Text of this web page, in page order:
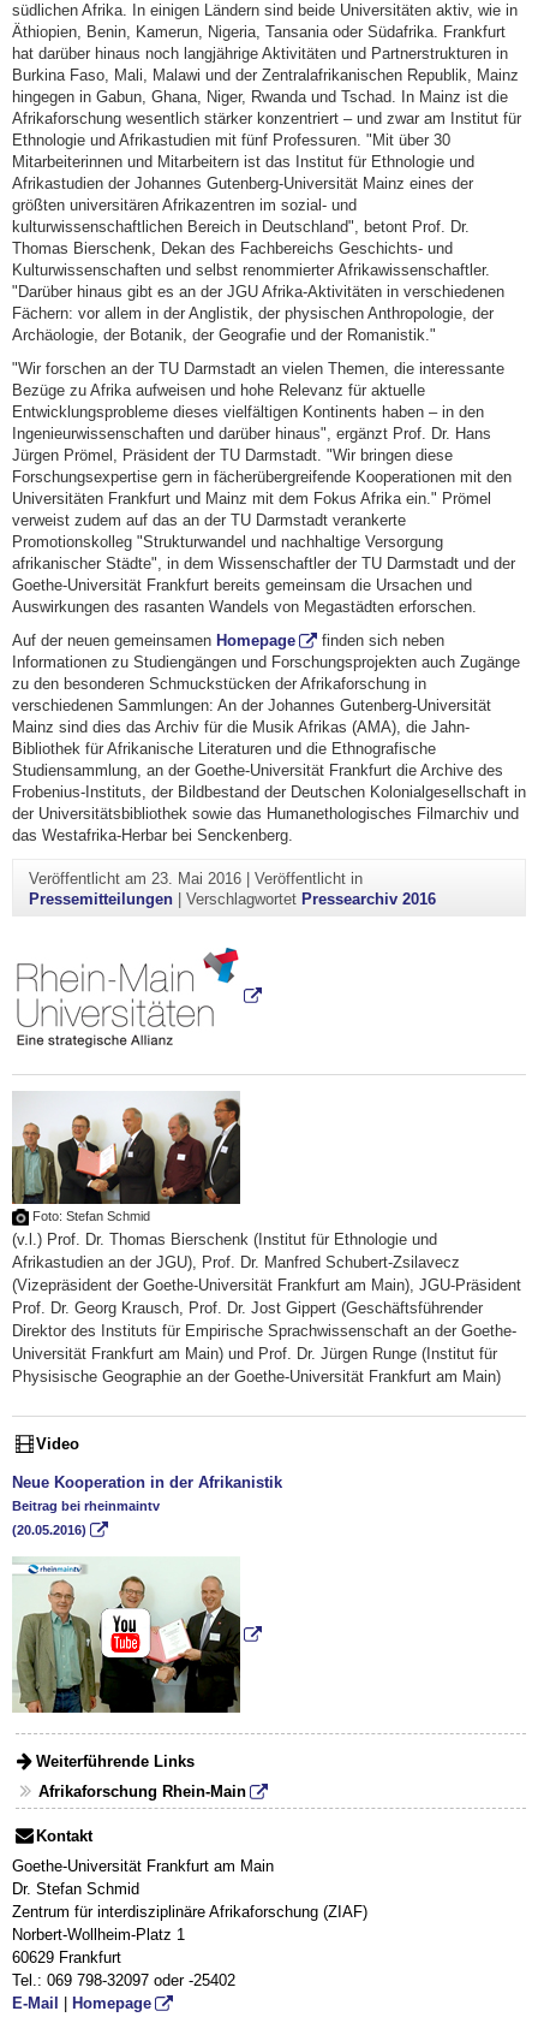
südlichen Afrika. In einigen Ländern sind beide Universitäten aktiv, wie in
Äthiopien, Benin, Kamerun, Nigeria, Tansania oder Südafrika. Frankfurt
hat darüber hinaus noch langjährige Aktivitäten und Partnerstrukturen in
Burkina Faso, Mali, Malawi und der Zentralafrikanischen Republik, Mainz
hingegen in Gabun, Ghana, Niger, Rwanda und Tschad. In Mainz ist die
Afrikaforschung wesentlich stärker konzentriert – und zwar am Institut für
Ethnologie und Afrikastudien mit fünf Professuren. "Mit über 30
Mitarbeiterinnen und Mitarbeitern ist das Institut für Ethnologie und
Afrikastudien der Johannes Gutenberg-Universität Mainz eines der
größten universitären Afrikazentren im sozial- und
kulturwissenschaftlichen Bereich in Deutschland", betont Prof. Dr.
Thomas Bierschenk, Dekan des Fachbereichs Geschichts- und
Kulturwissenschaften und selbst renommierter Afrikawissenschaftler.
"Darüber hinaus gibt es an der JGU Afrika-Aktivitäten in verschiedenen
Fächern: vor allem in der Anglistik, der physischen Anthropologie, der
Archäologie, der Botanik, der Geografie und der Romanistik."
"Wir forschen an der TU Darmstadt an vielen Themen, die interessante
Bezüge zu Afrika aufweisen und hohe Relevanz für aktuelle
Entwicklungsprobleme dieses vielfältigen Kontinents haben – in den
Ingenieurwissenschaften und darüber hinaus", ergänzt Prof. Dr. Hans
Jürgen Prömel, Präsident der TU Darmstadt. "Wir bringen diese
Forschungsexpertise gern in fächerübergreifende Kooperationen mit den
Universitäten Frankfurt und Mainz mit dem Fokus Afrika ein." Prömel
verweist zudem auf das an der TU Darmstadt verankerte
Promotionskolleg "Strukturwandel und nachhaltige Versorgung
afrikanischer Städte", in dem Wissenschaftler der TU Darmstadt und der
Goethe-Universität Frankfurt bereits gemeinsam die Ursachen und
Auswirkungen des rasanten Wandels von Megastädten erforschen.
Auf der neuen gemeinsamen Homepage
finden sich neben
Informationen zu Studiengängen und Forschungsprojekten auch Zugänge
zu den besonderen Schmuckstücken der Afrikaforschung in
verschiedenen Sammlungen: An der Johannes Gutenberg-Universität
Mainz sind dies das Archiv für die Musik Afrikas (AMA), die Jahn-
Bibliothek für Afrikanische Literaturen und die Ethnografische
Studiensammlung, an der Goethe-Universität Frankfurt die Archive des
Frobenius-Instituts, der Bildbestand der Deutschen Kolonialgesellschaft in
der Universitätsbibliothek sowie das Humanethologisches Filmarchiv und
das Westafrika-Herbar bei Senckenberg.
Veröffentlicht am 23. Mai 2016| Veröffentlicht in
Pressemitteilungen| Verschlagwortet Pressearchiv 2016
Foto: Stefan Schmid
(v.l.) Prof. Dr. Thomas Bierschenk (Institut für Ethnologie und
Afrikastudien an der JGU), Prof. Dr. Manfred Schubert-Zsilavecz
(Vizepräsident der Goethe-Universität Frankfurt am Main), JGU-Präsident
Prof. Dr. Georg Krausch, Prof. Dr. Jost Gippert (Geschäftsführender
Direktor des Instituts für Empirische Sprachwissenschaft an der Goethe-
Universität Frankfurt am Main) und Prof. Dr. Jürgen Runge (Institut für
Physisische Geographie an der Goethe-Universität Frankfurt am Main)
Video
Neue Kooperation in der Afrikanistik
Beitrag bei rheinmaintv
(20.05.2016)
Weiterführende Links
Afrikaforschung Rhein-Main
Kontakt
Goethe-Universität Frankfurt am Main
Dr. Stefan Schmid
Zentrum für interdisziplinäre Afrikaforschung (ZIAF)
Norbert-Wollheim-Platz 1
60629 Frankfurt
Tel.: 069 798-32097 oder -25402
E-Mail
Homepage